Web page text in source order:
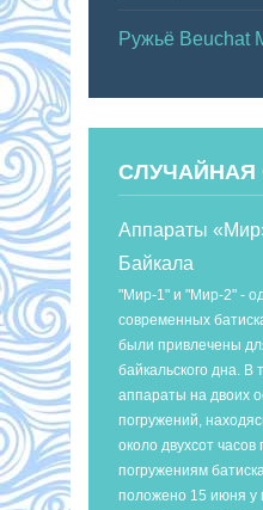
Ружьё Beuchat
СЛУЧАЙНАЯ
Аппараты
Байкала
"Мир-1" и "Мир-2" -
современных
были привлечены
байкальского дна. В
аппараты на двоих
погружений,
около двухсот
погружениям
положено 15 июня у